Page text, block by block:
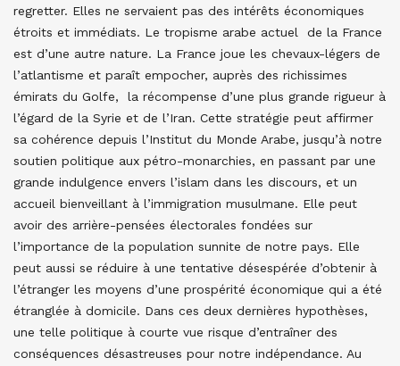
regretter. Elles ne servaient pas des intérêts économiques
étroits et immédiats. Le tropisme arabe actuel de la France
est d’une autre nature. La France joue les chevaux-légers de
l’atlantisme et paraît empocher, auprès des richissimes
émirats du Golfe, la récompense d’une plus grande rigueur à
l’égard de la Syrie et de l’Iran. Cette stratégie peut affirmer
sa cohérence depuis l’Institut du Monde Arabe, jusqu’à notre
soutien politique aux pétro-monarchies, en passant par une
grande indulgence envers l’islam dans les discours, et un
accueil bienveillant à l’immigration musulmane. Elle peut
avoir des arrière-pensées électorales fondées sur
l’importance de la population sunnite de notre pays. Elle
peut aussi se réduire à une tentative désespérée d’obtenir à
l’étranger les moyens d’une prospérité économique qui a été
étranglée à domicile. Dans ces deux dernières hypothèses,
une telle politique à courte vue risque d’entraîner des
conséquences désastreuses pour notre indépendance. Au